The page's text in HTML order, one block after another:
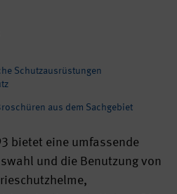
Schutzausrüstungen
aus dem Sachgebiet
bietet eine umfassende
und die Benutzung von